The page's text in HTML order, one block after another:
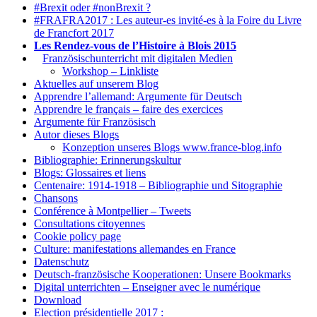
#Brexit oder #nonBrexit ?
#FRAFRA2017 : Les auteur-es invité-es à la Foire du Livre
de Francfort 2017
Les Rendez-vous de l’Histoire à Blois 2015
Französischunterricht mit digitalen Medien
Workshop – Linkliste
Aktuelles auf unserem Blog
Apprendre l’allemand: Argumente für Deutsch
Apprendre le français – faire des exercices
Argumente für Französisch
Autor dieses Blogs
Konzeption unseres Blogs www.france-blog.info
Bibliographie: Erinnerungskultur
Blogs: Glossaires et liens
Centenaire: 1914-1918 – Bibliographie und Sitographie
Chansons
Conférence à Montpellier – Tweets
Consultations citoyennes
Cookie policy page
Culture: manifestations allemandes en France
Datenschutz
Deutsch-französische Kooperationen: Unsere Bookmarks
Digital unterrichten – Enseigner avec le numérique
Download
Election présidentielle 2017 :